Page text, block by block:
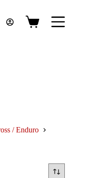
Panier
/ Enduro